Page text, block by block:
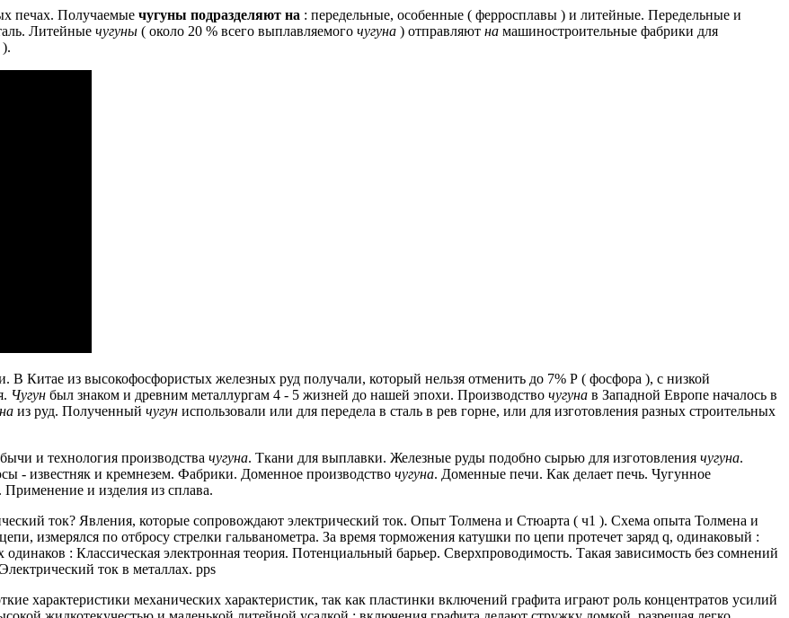
печах. Получаемые чугуны подразделяют на : передельные, особенные ( ферросплавы ) и литейные. Передельные и
Литейные чугуны ( около 20 % всего выплавляемого чугуна ) отправляют на машиностроительные фабрики для
В Китае из высокофосфористых железных руд получали, который нельзя отменить до 7% Р ( фосфора ), с низкой
Чугун был знаком и древним металлургам 4 - 5 жизней до нашей эпохи. Производство чугуна в Западной Европе началось в
из руд. Полученный чугун использовали или для передела в сталь в рев горне, или для изготовления разных строительных
и технология производства чугуна. Ткани для выплавки. Железные руды подобно сырью для изготовления чугуна.
- известняк и кремнезем. Фабрики. Доменное производство чугуна. Доменные печи. Как делает печь. Чугунное
Применение и изделия из сплава.
ток? Явления, которые сопровождают электрический ток. Опыт Толмена и Стюарта ( ч1 ). Схема опыта Толмена и
измерялся по отбросу стрелки гальванометра. За время торможения катушки по цепи протечет заряд q, одинаковый :
: Классическая электронная теория. Потенциальный барьер. Сверхпроводимость. Такая зависимость без сомнений
ток в металлах. pps
характеристики механических характеристик, так как пластинки включений графита играют роль концентратов усилий